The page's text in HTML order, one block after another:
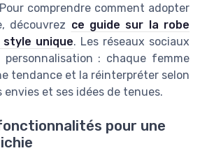
comprendre comment adopter
découvrez ce guide sur la robe
unique. Les réseaux sociaux
: chaque femme
tendance et la réinterpréter selon
envies et ses idées de tenues.
pour une